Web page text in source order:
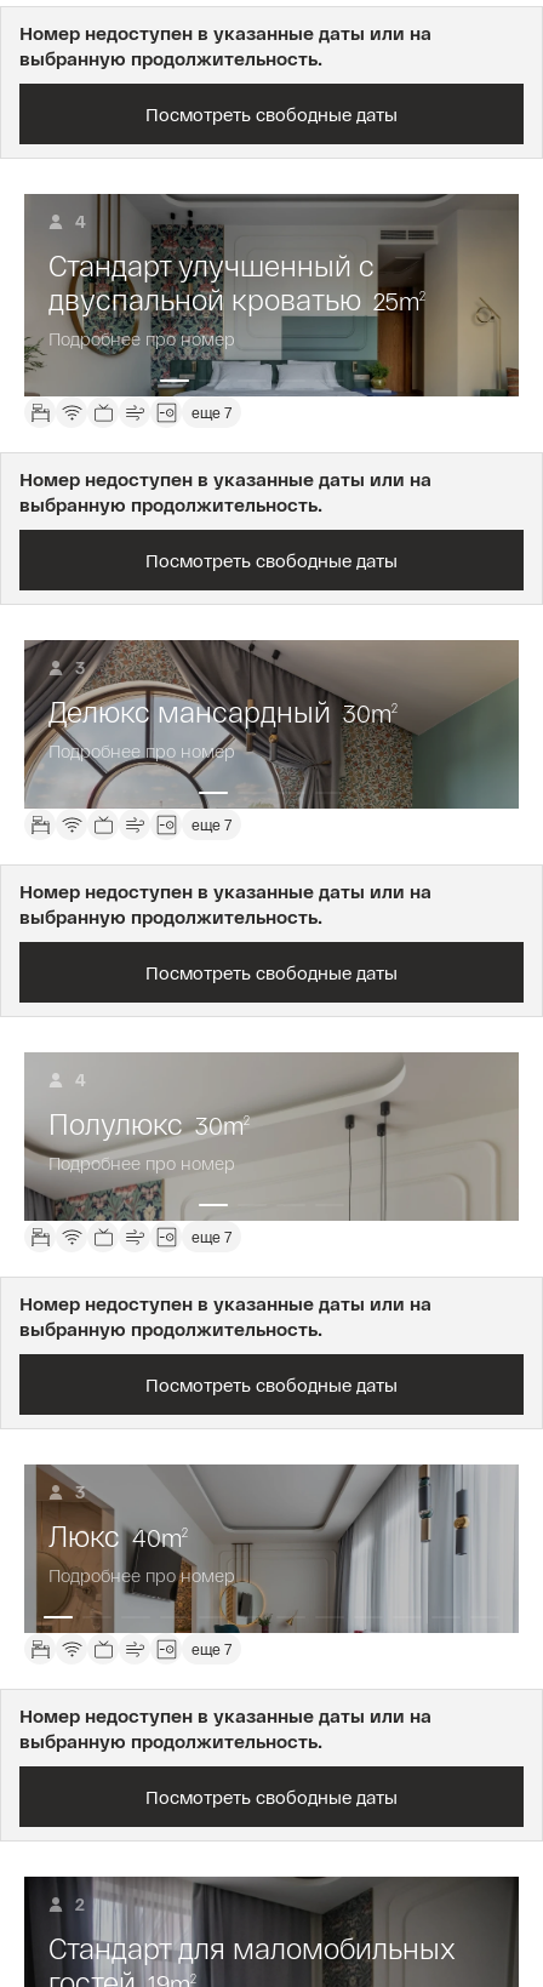
Номер недоступен в указанные даты или на
выбранную продолжительность.
Посмотреть свободные даты
4
Стандарт улучшенный с
двуспальной кроватью 25m2
Подробнее про номер
еще 7
Номер недоступен в указанные даты или на
выбранную продолжительность.
Посмотреть свободные даты
3
Делюкс мансардный 30m2
Подробнее про номер
еще 7
Номер недоступен в указанные даты или на
выбранную продолжительность.
Посмотреть свободные даты
4
Полулюкс 30m2
Подробнее про номер
еще 7
Номер недоступен в указанные даты или на
выбранную продолжительность.
Посмотреть свободные даты
3
Люкс 40m2
Подробнее про номер
еще 7
Номер недоступен в указанные даты или на
выбранную продолжительность.
Посмотреть свободные даты
2
Стандарт для маломобильных
2